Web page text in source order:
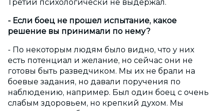
Третий психологически не выдержал.
- Если боец не прошел испытание, какое
решение вы принимали по нему?
- По некоторым людям было видно, что у них
есть потенциал и желание, но сейчас они не
готовы быть разведчиком. Мы их не брали на
боевые задания, но давали поручения по
наблюдению, например. Был один боец с очень
слабым здоровьем, но крепкий духом. Мы